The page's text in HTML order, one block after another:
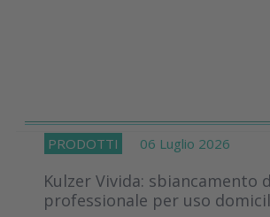
PRODOTTI 06 Luglio 2026
Kulzer Vivida: sbiancamento
professionale per uso